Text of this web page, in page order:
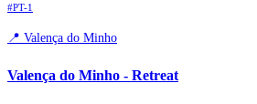
#PT-1
📍 Valença do Minho
Valença do Minho - Retreat